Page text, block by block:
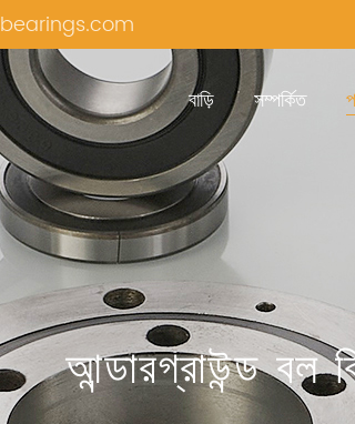
বাড়ি সম্পর্কিত
আন্ডারগ্রাউন্ড বল